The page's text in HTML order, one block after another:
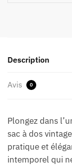
Description
Avis 0
Plongez dans
sac à dos
pratique et
intemporel qui